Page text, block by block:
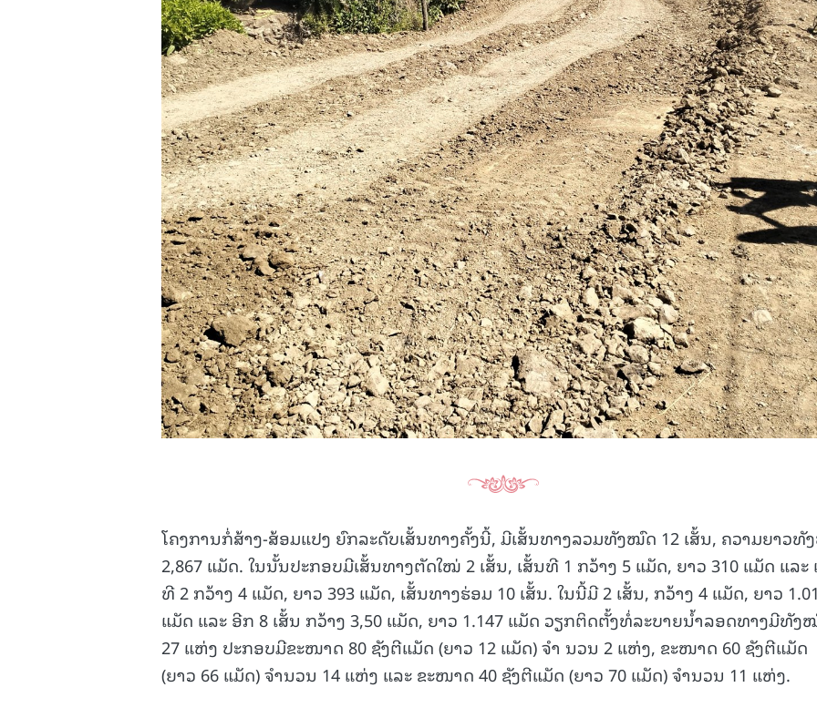
ໂຄງການກໍ່ສ້າງ-ສ້ອມແປງ ຍົກລະດັບເສັ້ນທາງຄັ້ງນີ້, ມີເສັ້ນທາງລວມທັງໝົດ 12 ເສັ້ນ, ຄວາມຍາວ
2,867 ແມັດ. ໃນນັ້ນປະກອບມີເສັ້ນທາງຕັດໃໝ່ 2 ເສັ້ນ, ເສັ້ນທີ 1 ກວ້າງ 5 ແມັດ, ຍາວ 310 ແມັດ ແລະ
ທີ 2 ກວ້າງ 4 ແມັດ, ຍາວ 393 ແມັດ, ເສັ້ນທາງຮ່ອມ 10 ເສັ້ນ. ໃນນີ້ມີ 2 ເສັ້ນ, ກວ້າງ 4 ແມັດ, ຍາວ
ແມັດ ແລະ ອີກ 8 ເສັ້ນ ກວ້າງ 3,50 ແມັດ, ຍາວ 1.147 ແມັດ ວຽກຕິດຕັ້ງທໍ່ລະບາຍນໍ້າລອດທາງມີທັງ
27 ແຫ່ງ ປະກອບມີຂະໜາດ 80 ຊັງຕີແມັດ (ຍາວ 12 ແມັດ) ຈຳ ນວນ 2 ແຫ່ງ, ຂະໜາດ 60 ຊັງຕີແມັດ
(ຍາວ 66 ແມັດ) ຈຳນວນ 14 ແຫ່ງ ແລະ ຂະໜາດ 40 ຊັງຕີແມັດ (ຍາວ 70 ແມັດ) ຈຳນວນ 11 ແຫ່ງ.